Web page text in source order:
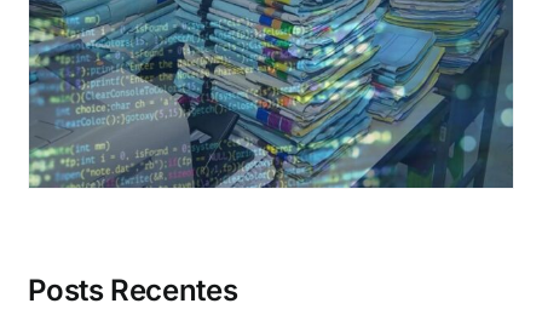
Eventos e Certificados
Comunicação
Buscar
resultados
para:
Posts Recentes